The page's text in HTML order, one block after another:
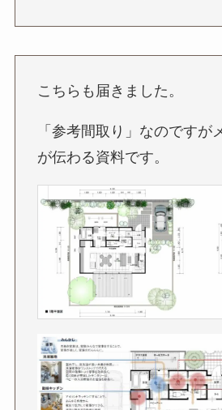
こちらも届きました。
「参考間取り」なのですが
が伝わる資料です。